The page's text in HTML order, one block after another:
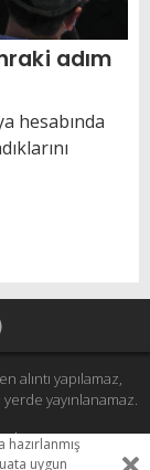
adım
hesabında
alıntı yapılamaz,
yayınlanamaz.
hazırlanmış
uygun